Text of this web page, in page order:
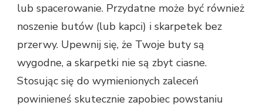
lub spacerowanie. Przydatne może być również
noszenie butów (lub kapci) i skarpetek bez
przerwy. Upewnij się, że Twoje buty są
wygodne, a skarpetki nie są zbyt ciasne.
Stosując się do wymienionych zaleceń
powinieneś skutecznie zapobiec powstaniu